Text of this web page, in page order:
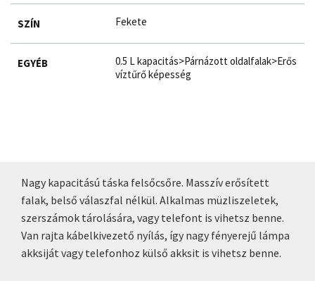
SZÍN Fekete
EGYÉB
0.5 L kapacitás>Párnázott oldalfalak>Erős
víztűrő képesség
Nagy kapacitású táska felsőcsőre. Masszív erősített
falak, belső válaszfal nélkül. Alkalmas müzliszeletek,
szerszámok tárolására, vagy telefont is vihetsz benne.
Van rajta kábelkivezető nyílás, így nagy fényerejű lámpa
akksiját vagy telefonhoz külső akksit is vihetsz benne.